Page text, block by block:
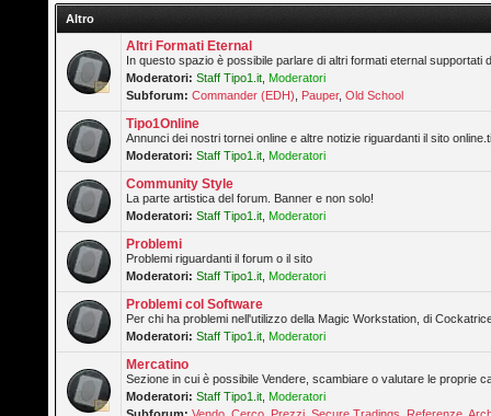
Altro
Altri Formati Eternal
In questo spazio è possibile parlare di altri formati eternal supportati
Moderatori: Staff Tipo1.it Moderatori
Subforum:Commander (EDH) Pauper,Old School
Tipo1Online
Annunci dei nostri tornei online e altre notizie riguardanti il sito
Moderatori: Staff Tipo1.it Moderatori
Community Style
La parte artistica del forum. Banner e non solo!
Moderatori: Staff Tipo1.it Moderatori
Problemi
Problemi riguardanti il forum o il sito
Moderatori: Staff Tipo1.it Moderatori
Problemi col Software
Per chi ha problemi nell'utilizzo della Magic Workstation, di
Moderatori: Staff Tipo1.it Moderatori
Mercatino
Sezione in cui è possibile Vendere, scambiare o valutare le proprie
Moderatori: Staff Tipo1.it Moderatori